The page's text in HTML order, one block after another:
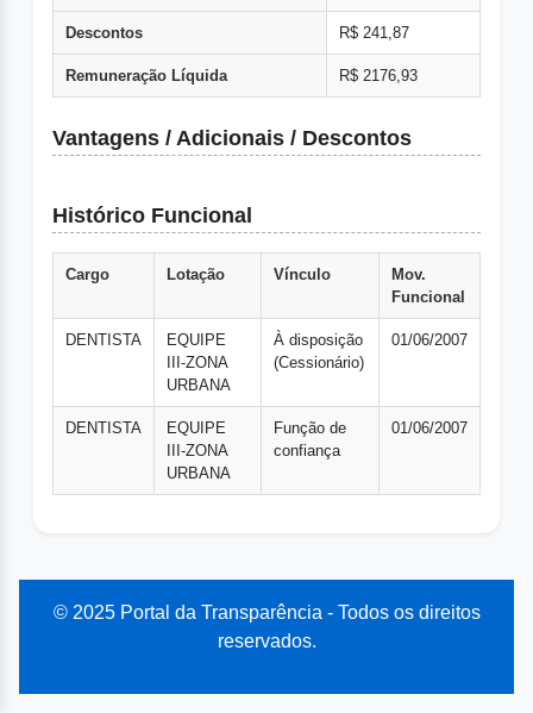
Descontos R$ 241,87
Remuneração Líquida R$ 2176,93
Vantagens / Adicionais / Descontos
Histórico Funcional
Cargo Lotação Vínculo
Mov.
Funcional
DENTISTA
EQUIPE
III-ZONA
URBANA
À disposição
(Cessionário)
01/06/2007
DENTISTA
EQUIPE
III-ZONA
URBANA
Função de
confiança
01/06/2007
© 2025 Portal da Transparência - Todos os direitos
reservados.